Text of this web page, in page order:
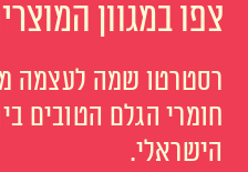
צפו במגוון
רסטרטו שמה לעצמה
חומרי הגלם הטובים
הישראלי.